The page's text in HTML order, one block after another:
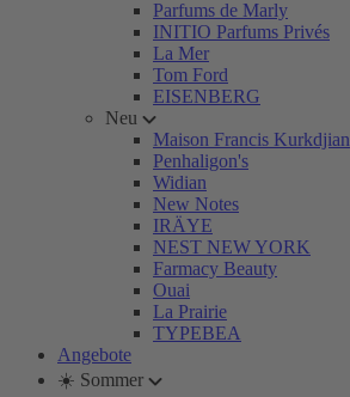
Parfums de Marly
INITIO Parfums Privés
La Mer
Tom Ford
EISENBERG
Neu
Maison Francis Kurkdjian
Penhaligon's
Widian
New Notes
IRÄYE
NEST NEW YORK
Farmacy Beauty
Ouai
La Prairie
TYPEBEA
Angebote
☀️ Sommer